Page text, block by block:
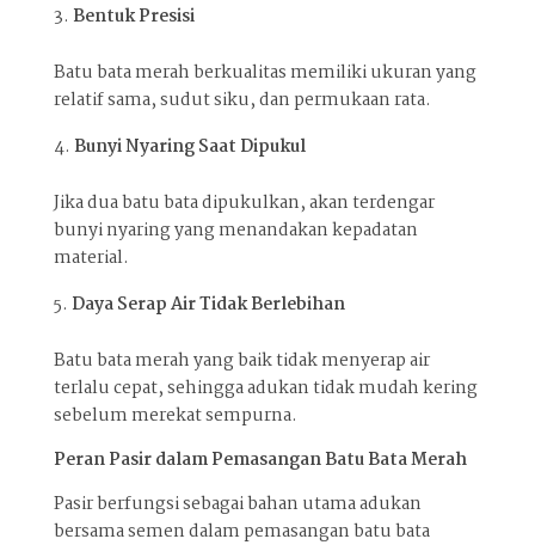
Bentuk Presisi
Batu bata merah berkualitas memiliki ukuran yang
relatif sama, sudut siku, dan permukaan rata.
Bunyi Nyaring Saat Dipukul
Jika dua batu bata dipukulkan, akan terdengar
bunyi nyaring yang menandakan kepadatan
material.
Daya Serap Air Tidak Berlebihan
Batu bata merah yang baik tidak menyerap air
terlalu cepat, sehingga adukan tidak mudah kering
sebelum merekat sempurna.
Peran Pasir dalam Pemasangan Batu Bata Merah
Pasir berfungsi sebagai bahan utama adukan
bersama semen dalam pemasangan batu bata